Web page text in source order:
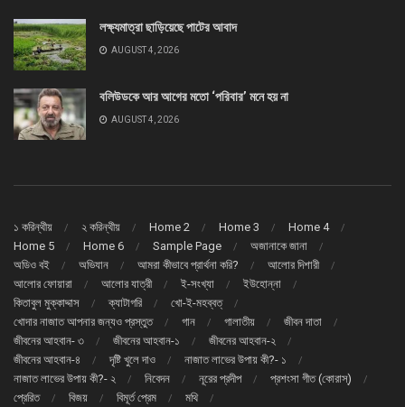
লক্ষ্যমাত্রা ছাড়িয়েছে পাটের আবাদ
AUGUST 4, 2026
বলিউডকে আর আগের মতো ‘পরিবার’ মনে হয় না
AUGUST 4, 2026
১ করিন্থীয় ২ করিন্থীয় Home 2 Home 3
Home 4
Home 5
Home 6 Sample Page
অজানাকে জানা
অডিও বই
অভিযান আমরা কীভাবে প্রার্থনা করি?
আলোর দিশারী
আলোর ফোয়ারা
আলোর যাত্রী ই-সংখ্যা
ইউহোন্না
কিতাবুল মুক্কাদ্দাস
ক্যাটাগরি
খো-ই-মহব্বত্
খোদার নাজাত আপনার জন্যও প্রস্তুত
গান গালাতীয়
জীবন দাতা
জীবনের আহবান- ৩
জীবনের আহবান-১
জীবনের আহবান-২
জীবনের আহবান-৪
দৃষ্টি খুলে দাও
নাজাত লাভের উপায় কী?- ১
নাজাত লাভের উপায় কী?- ২
নিবেদন নূরের প্রদীপ
প্রশংসা গীত (কোরাস্)
প্রেরিত
বিজয় বিমূর্ত প্রেম মথি